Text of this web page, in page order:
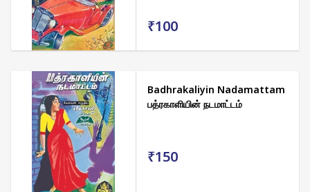
₹100
Badhrakaliyin Nadamattam
பத்ரகாளியின் நடமாட்டம்
₹150